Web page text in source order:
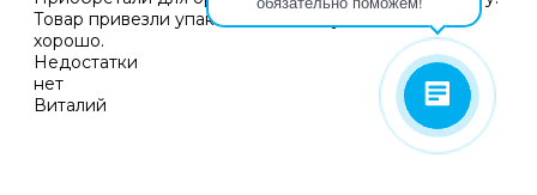
Товар привезли упакованный, все установилось
хорошо.
Недостатки
нет
Виталий